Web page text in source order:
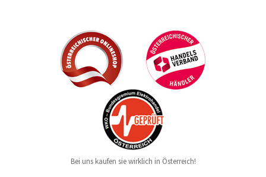
Bei uns kaufen sie wirklich in Österreich!